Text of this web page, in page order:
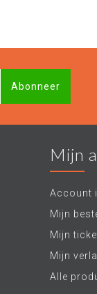
Abonneer
Mijn
Account
Mijn
Mijn
Mijn
Alle